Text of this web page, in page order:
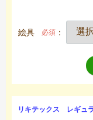
絵具 必須 ：
リキテックス レギュ